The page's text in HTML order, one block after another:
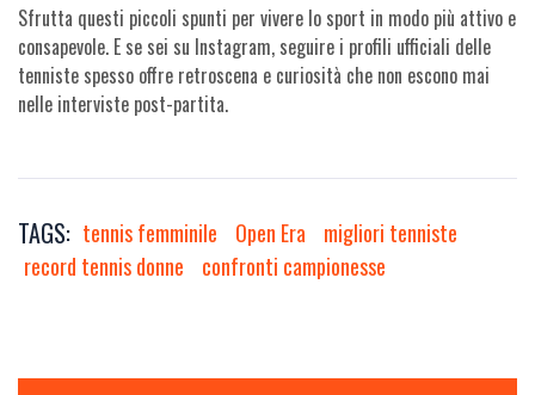
Sfrutta questi piccoli spunti per vivere lo sport in modo più attivo e
consapevole. E se sei su Instagram, seguire i profili ufficiali delle
tenniste spesso offre retroscena e curiosità che non escono mai
nelle interviste post-partita.
TAGS: tennis femminile Open Era
migliori tenniste
record tennis donne
confronti campionesse